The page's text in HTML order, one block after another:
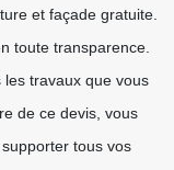
et façade gratuite.
toute transparence.
travaux que vous
de ce devis, vous
tous vos